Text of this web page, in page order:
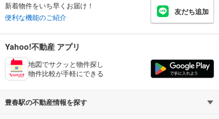
新着物件をいち早くお届け！
便利な機能のご紹介
友だち追加
Yahoo!不動産 アプリ
地図でサクッと物件探し
物件比較が手軽にできる
豊春駅の不動産情報を探す